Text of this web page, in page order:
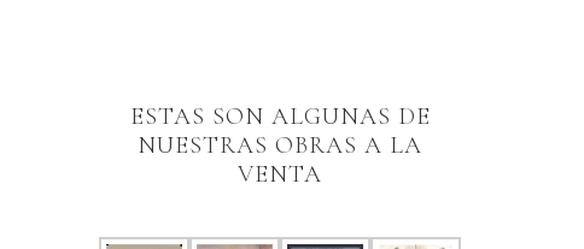
ESTAS SON ALGUNAS DE
NUESTRAS OBRAS A LA
VENTA